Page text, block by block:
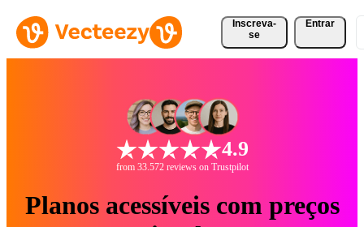
Inscreva-
se
Entrar
4.9
from 33.572 reviews on Trustpilot
Planos acessíveis com preços